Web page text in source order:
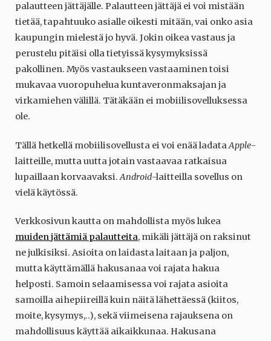
palautteen jättäjälle. Palautteen jättäjä ei voi mistään
tietää, tapahtuuko asialle oikesti mitään, vai onko asia
kaupungin mielestä jo hyvä. Jokin oikea vastaus ja
perustelu pitäisi olla tietyissä kysymyksissä
pakollinen. Myös vastaukseen vastaaminen toisi
mukavaa vuoropuhelua kuntaveronmaksajan ja
virkamiehen välillä. Tätäkään ei mobiilisovelluksessa
ole.
Tällä hetkellä mobiilisovellusta ei voi enää ladataApple-
laitteille, mutta uutta jotain vastaavaa ratkaisua
lupaillaan korvaavaksi.Android-laitteilla sovellus on
vielä käytössä.
Verkkosivun kautta on mahdollista myös lukea
muiden jättämiä palautteita, mikäli jättäjä on raksinut
ne julkisiksi. Asioita on laidasta laitaan ja paljon,
mutta käyttämällä hakusanaa voi rajata hakua
helposti. Samoin selaamisessa voi rajata asioita
samoilla aihepiireillä kuin näitä lähettäessä (kiitos,
moite, kysymys,..), sekä viimeisena rajauksena on
mahdollisuus käyttää aikaikkunaa. Hakusana